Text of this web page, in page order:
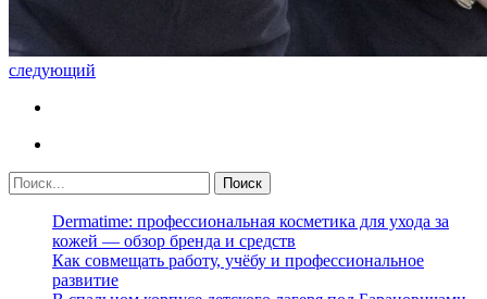
следующий
Dermatime: профессиональная косметика для ухода за
кожей — обзор бренда и средств
Как совмещать работу, учёбу и профессиональное
развитие